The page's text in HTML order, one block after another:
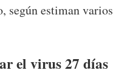
según estiman varios
el virus 27 días